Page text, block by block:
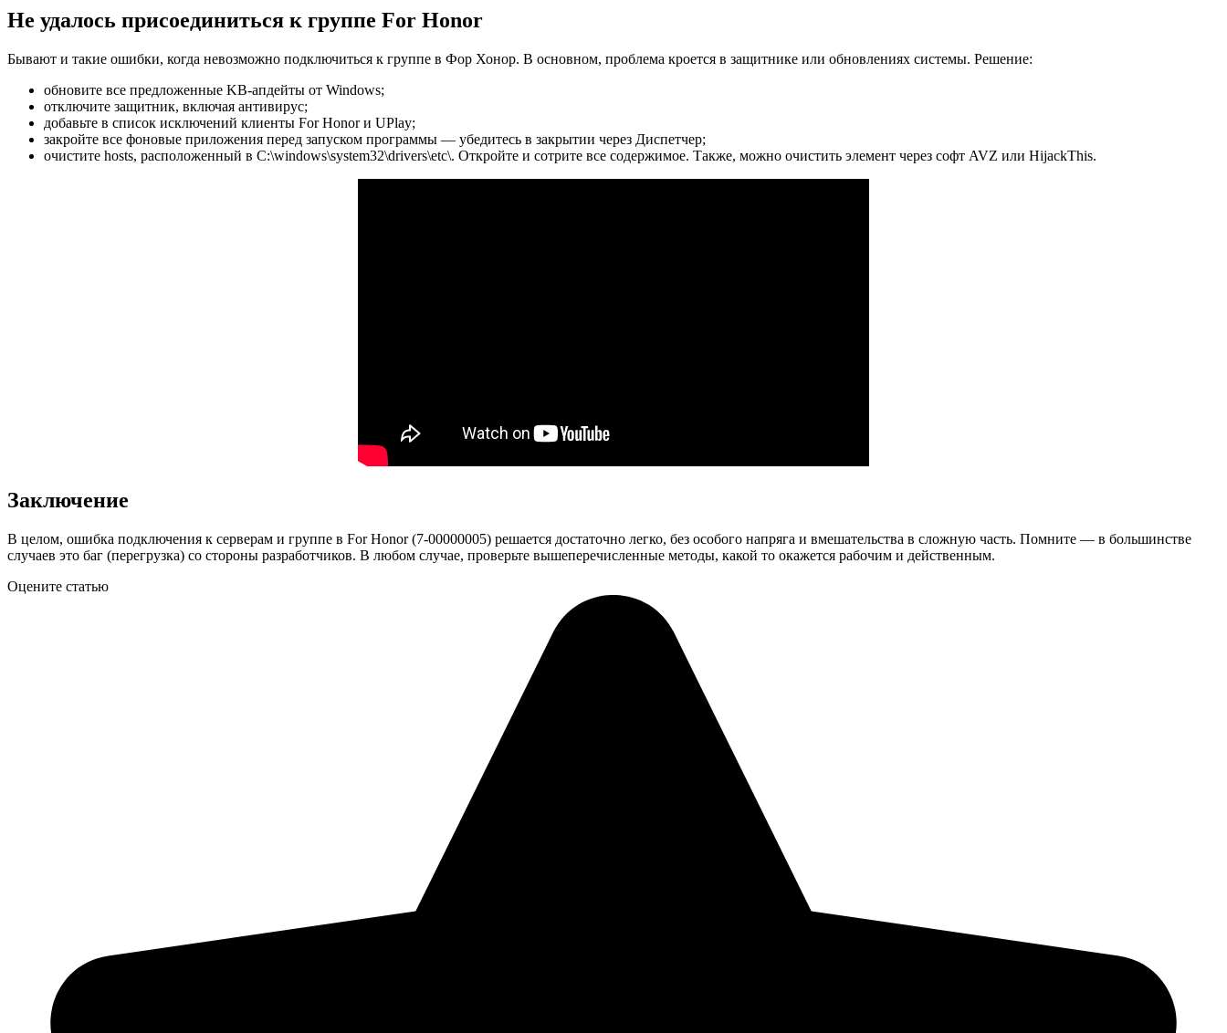
Не удалось присоединиться к группе For Honor
Бывают и такие ошибки, когда невозможно подключиться к группе в Фор Хонор. В основном, проблема кроется в защитнике или обновлениях системы. Решение:
обновите все предложенные KB-апдейты от Windows;
отключите защитник, включая антивирус;
добавьте в список исключений клиенты For Honor и UPlay;
закройте все фоновые приложения перед запуском программы — убедитесь в закрытии через Диспетчер;
очистите hosts, расположенный в C:\windows\system32\drivers\etc\. Откройте и сотрите все содержимое. Также, можно очистить элемент через софт AVZ или HijackThis.
Заключение
В целом, ошибка подключения к серверам и группе в For Honor (7-00000005) решается достаточно легко, без особого напряга и вмешательства в сложную часть. Помните — в большинстве
случаев это баг (перегрузка) со стороны разработчиков. В любом случае, проверьте вышеперечисленные методы, какой то окажется рабочим и действенным.
Оцените статью